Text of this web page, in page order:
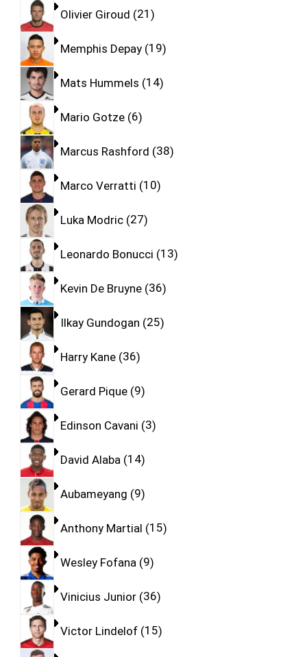
Olivier Giroud 21
Memphis Depay 19
Mats Hummels 14
Mario Gotze 6
Marcus Rashford 38
Marco Verratti 10
Luka Modric 27
Leonardo Bonucci 13
Kevin De Bruyne 36
Ilkay Gundogan 25
Harry Kane 36
Gerard Pique 9
Edinson Cavani 3
David Alaba 14
Aubameyang 9
Anthony Martial 15
Wesley Fofana 9
Vinicius Junior 36
Victor Lindelof 15